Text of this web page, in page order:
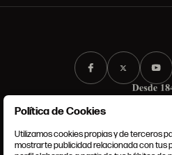
Política de Cookies
Utilizamos cookies propias y de terceros
mostrarte publicidad relacionada con tus